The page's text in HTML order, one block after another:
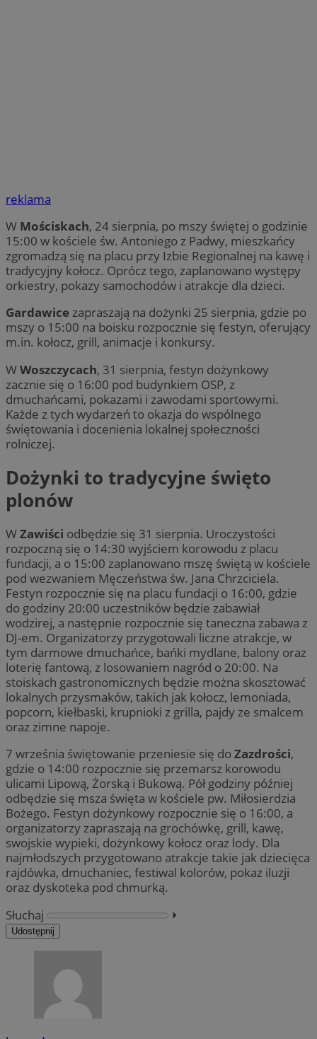
reklama
W Mościskach, 24 sierpnia, po mszy świętej o godzinie
15:00 w kościele św. Antoniego z Padwy, mieszkańcy
zgromadzą się na placu przy Izbie Regionalnej na kawę i
tradycyjny kołocz. Oprócz tego, zaplanowano występy
orkiestry, pokazy samochodów i atrakcje dla dzieci.
Gardawicezapraszają na dożynki 25 sierpnia, gdzie po
mszy o 15:00 na boisku rozpocznie się festyn, oferujący
m.in. kołocz, grill, animacje i konkursy.
WWoszczycach, 31 sierpnia, festyn dożynkowy
zacznie się o 16:00 pod budynkiem OSP, z
dmuchańcami, pokazami i zawodami sportowymi.
Każde z tych wydarzeń to okazja do wspólnego
świętowania i docenienia lokalnej społeczności
rolniczej.
Dożynki to tradycyjne święto
plonów
WZawiści odbędzie się 31 sierpnia. Uroczystości
rozpoczną się o 14:30 wyjściem korowodu z placu
fundacji, a o 15:00 zaplanowano mszę świętą w kościele
pod wezwaniem Męczeństwa św. Jana Chrzciciela.
Festyn rozpocznie się na placu fundacji o 16:00, gdzie
do godziny 20:00 uczestników będzie zabawiał
wodzirej, a następnie rozpocznie się taneczna zabawa z
DJ-em. Organizatorzy przygotowali liczne atrakcje, w
tym darmowe dmuchańce, bańki mydlane, balony oraz
loterię fantową, z losowaniem nagród o 20:00. Na
stoiskach gastronomicznych będzie można skosztować
lokalnych przysmaków, takich jak kołocz, lemoniada,
popcorn, kiełbaski, krupnioki z grilla, pajdy ze smalcem
oraz zimne napoje.
7 września świętowanie przeniesie się doZazdrości,
gdzie o 14:00 rozpocznie się przemarsz korowodu
ulicami Lipową, Żorską i Bukową. Pół godziny później
odbędzie się msza święta w kościele pw. Miłosierdzia
Bożego. Festyn dożynkowy rozpocznie się o 16:00, a
organizatorzy zapraszają na grochówkę, grill, kawę,
swojskie wypieki, dożynkowy kołocz oraz lody. Dla
najmłodszych przygotowano atrakcje takie jak dziecięca
rajdówka, dmuchaniec, festiwal kolorów, pokaz iluzji
oraz dyskoteka pod chmurką.
Słuchaj
⏵︎
Udostępnij